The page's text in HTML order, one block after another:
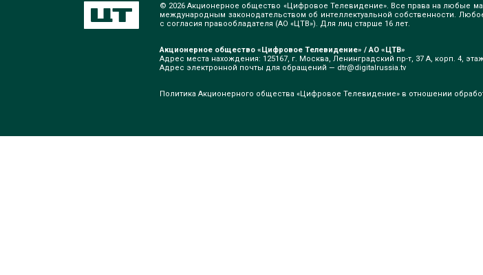
© 2026 Акционерное общество «Цифровое Телевидение». Все права на любые
международным законодательством об интеллектуальной собственности.
с согласия правообладателя (АО «ЦТВ»). Для лиц старше 16 лет.
Акционерное общество «Цифровое Телевидение» / АО «ЦТВ»
Адрес места нахождения: 125167, г. Москва, Ленинградский пр-т, 37 А, корп. 4,
Адрес электронной почты для обращений — dtr@digitalrussia.tv
Политика Акционерного общества «Цифровое Телевидение» в отношении